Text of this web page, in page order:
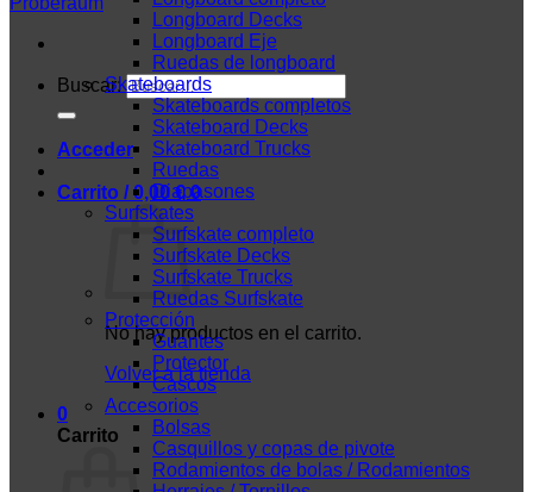
Buscar:
Acceder
Carrito /0,00€ 0
No hay productos en el carrito.
Volver a la tienda
0
Carrito
Longboard Decks
Longboard Eje
Ruedas de longboard
Skateboards
Skateboards completos
Skateboard Decks
Skateboard Trucks
Ruedas
Diapasones
Surfskates
Surfskate completo
Surfskate Decks
Surfskate Trucks
Ruedas Surfskate
Protección
Guantes
Protector
Cascos
Accesorios
Bolsas
Casquillos y copas de pivote
Rodamientos de bolas / Rodamientos